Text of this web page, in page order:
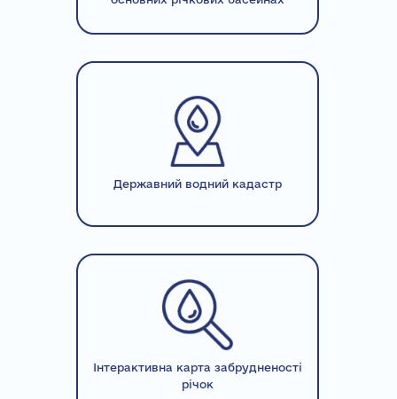
Державний водний кадастр
Інтерактивна карта забрудненості
річок